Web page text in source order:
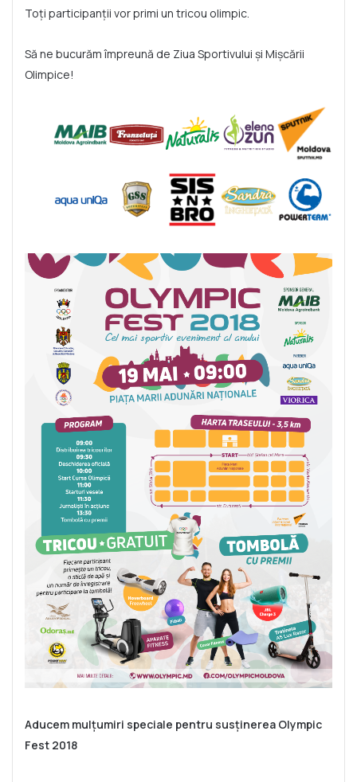
Toți participanții vor primi un tricou olimpic.
Să ne bucurăm împreună de Ziua Sportivului și Mișcării
Olimpice!
Aducem mulțumiri speciale pentru susținerea Olympic
Fest 2018